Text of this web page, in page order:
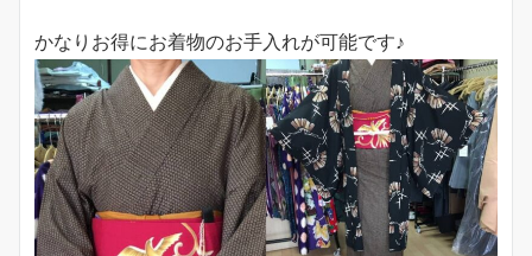
かなりお得にお着物のお手入れが可能です♪